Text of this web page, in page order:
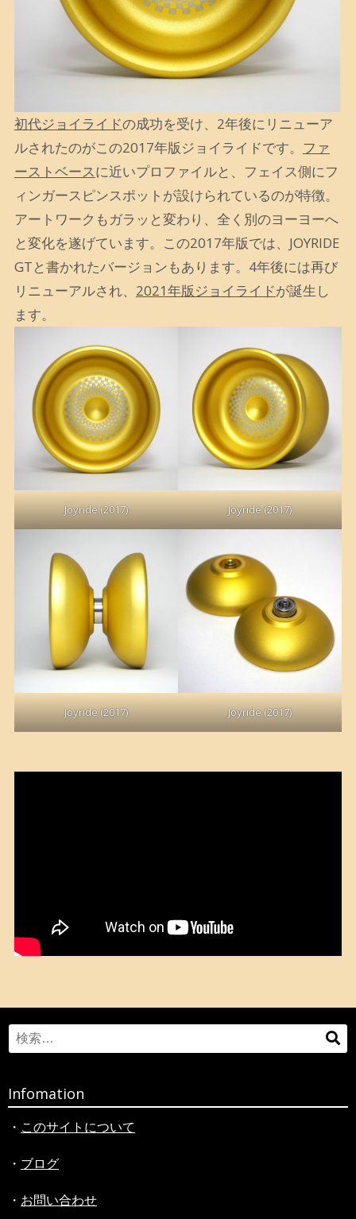
初代ジョイライドの成功を受け、2年後にリニューア
ルされたのがこの2017年版ジョイライドです。 ファ
ーストベースに近いプロファイルと、フェイス側にフ
ィンガースピンスポットが設けられているのが特徴。
アートワークもガラッと変わり、全く別のヨーヨーへ
と変化を遂げています。この2017年版では、JOYRIDE
GTと書かれたバージョンもあります。4年後には再び
リニューアルされ、 2021年版ジョイライドが誕生し
ます。
Joyride (2017) Joyride (2017)
Joyride (2017) Joyride (2017)
Search
for:
検
Infomation
・ このサイトについて
・ ブログ
・ お問い合わせ